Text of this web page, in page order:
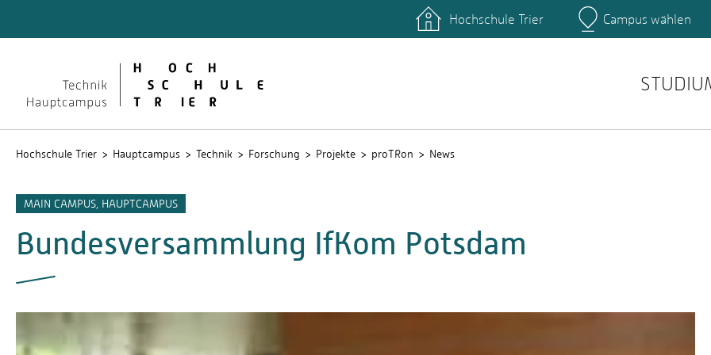
Rechenzentrum
Hochschule Trier Campus wählen
Hochschule Trier Hauptcampus Technik Forschung Projekte proTRon News
MAIN CAMPUS, HAUPTCAMPUS
Bundesversammlung IfKom Potsdam